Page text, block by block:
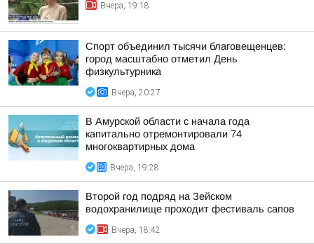
Вчера, 19:18
Спорт объединил тысячи благовещенцев:
город масштабно отметил День
физкультурника
Вчера, 20:27
В Амурской области с начала года
капитально отремонтировали 74
многоквартирных дома
Вчера, 19:28
Второй год подряд на Зейском
водохранилище проходит фестиваль сапов
Вчера, 18:42